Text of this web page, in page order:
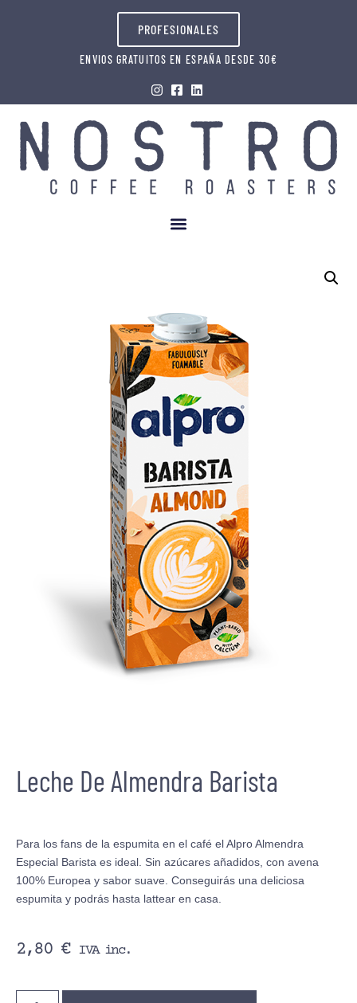
PROFESIONALES
ENVIOS GRATUITOS EN ESPAÑA DESDE 30€
Leche De Almendra Barista
Para los fans de la espumita en el café el Alpro Almendra
Especial Barista es ideal. Sin azúcares añadidos, con avena
100% Europea y sabor suave. Conseguirás una deliciosa
espumita y podrás hasta lattear en casa.
2,80 € IVA inc.